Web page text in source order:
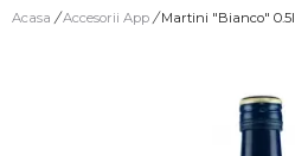
Acasa / Accesorii App / Martini "Bianco" 0.5l